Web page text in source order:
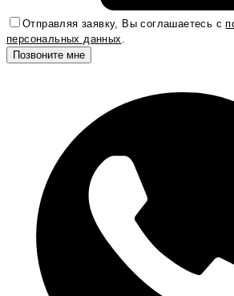
Отправляя заявку, Вы соглашаетесь с
персональных данных.